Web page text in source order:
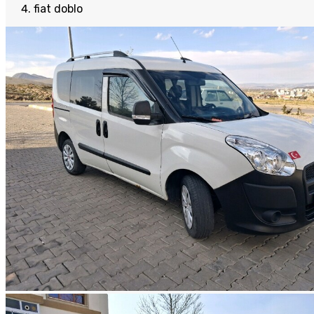
fiat doblo